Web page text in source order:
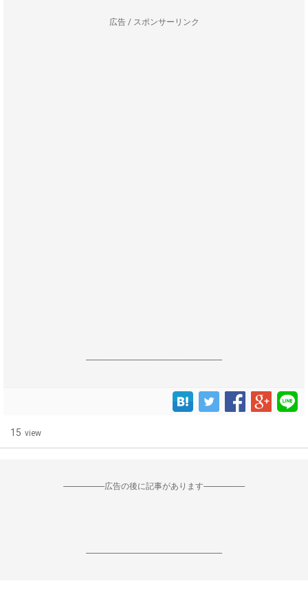
広告 / スポンサーリンク
------------------------------------------------------------------
15 view
--------------------広告の後に記事があります--------------------
------------------------------------------------------------------